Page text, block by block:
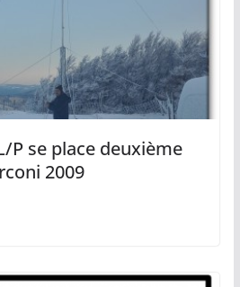
P se place deuxième
2009